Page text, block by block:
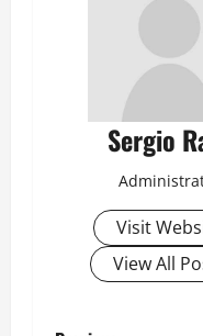
Sergio
Visit
View All